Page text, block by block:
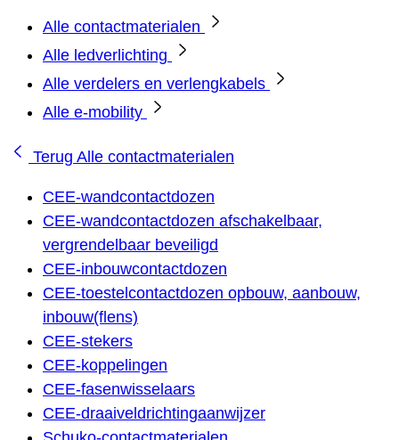
Alle contactmaterialen
Alle ledverlichting
Alle verdelers en verlengkabels
Alle e-mobility
Terug Alle contactmaterialen
CEE-wandcontactdozen
CEE-wandcontactdozen afschakelbaar,
vergrendelbaar beveiligd
CEE-inbouwcontactdozen
CEE-toestelcontactdozen opbouw, aanbouw,
inbouw(flens)
CEE-stekers
CEE-koppelingen
CEE-fasenwisselaars
CEE-draaiveldrichtingaanwijzer